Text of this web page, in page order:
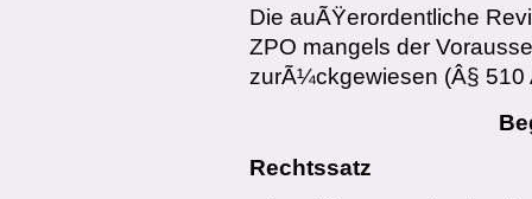
Die auÃŸerordentliche
ZPO mangels der
zurÃ¼ckgewiesen (Â§ 510
Rechtssatz